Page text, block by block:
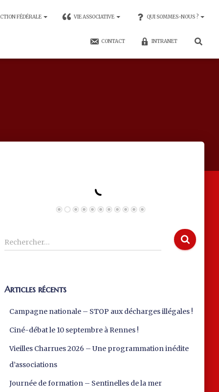
FÉDÉRALE VIE ASSOCIATIVE QUI SOMMES-NOUS ?
CONTACT INTRANET
R
e
r
Rechercher…
Articles récents
Campagne nationale – STOP aux décharges illégales !
Ciné-débat le 10 septembre à Rennes !
Vieilles Charrues 2026 – Une programmation inédite
d’associations
Journée de formation – Sentinelles de la mer